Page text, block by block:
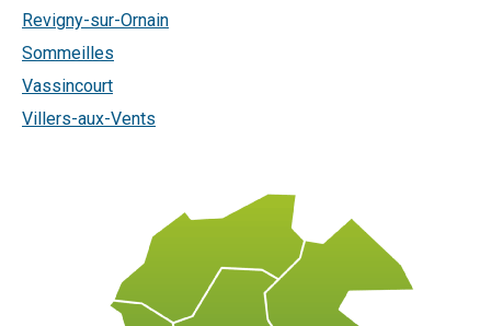
Revigny-sur-Ornain
Sommeilles
Vassincourt
Villers-aux-Vents